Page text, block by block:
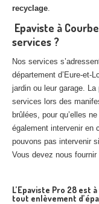
recyclage.
Epaviste à
services ?
Nos services
département d’Eure-et-
jardin ou leur garage.
services lors des
brûlées, pour qu’elles
également intervenir en
pouvons pas intervenir
Vous devez nous
L’Epaviste Pro 28
tout enlèvement